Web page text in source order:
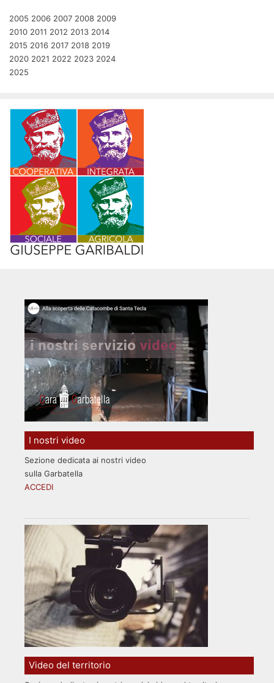
2005 2006 2007 2008 2009
2010 2011 2012 2013 2014
2015 2016 2017 2018 2019
2020 2021 2022 2023 2024
2025
I nostri video
Sezione dedicata ai nostri video
sulla Garbatella
ACCEDI
Video del territorio